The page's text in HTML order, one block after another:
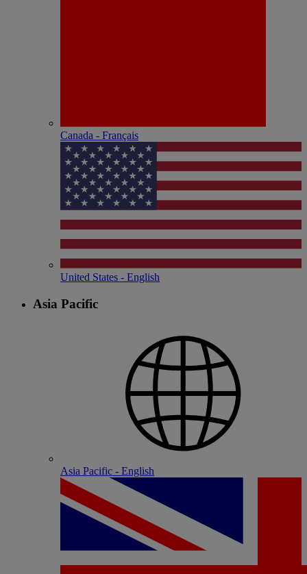
Canada - Français
United States - English
Asia Pacific
Asia Pacific - English